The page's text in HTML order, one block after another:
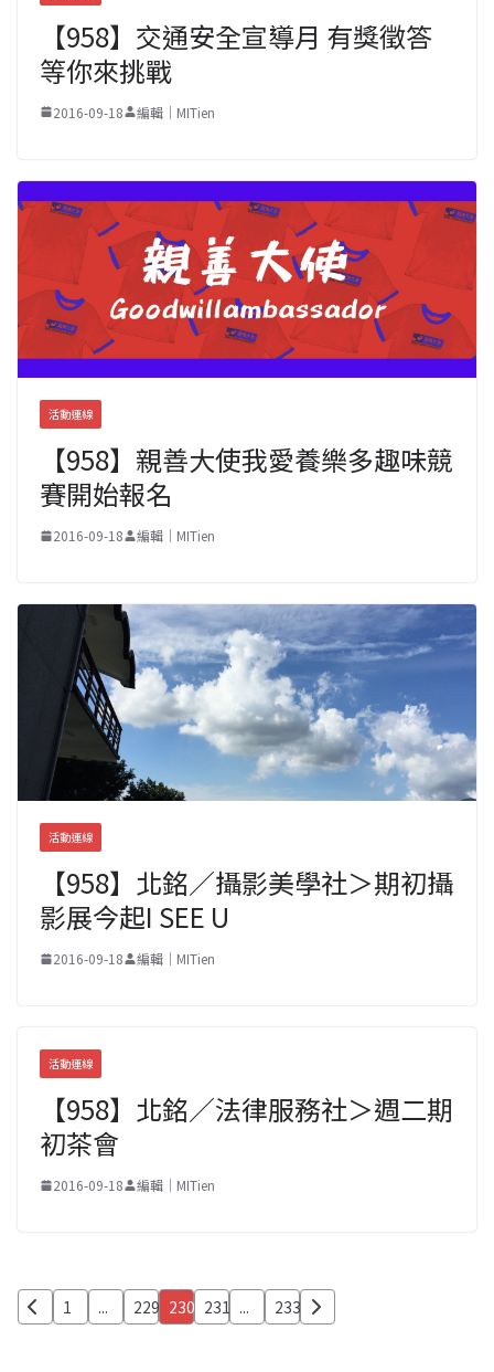
【958】交通安全宣導月 有獎徵答
等你來挑戰
2016-09-18 編輯｜MITien
活動連線
【958】親善大使我愛養樂多趣味競
賽開始報名
2016-09-18 編輯｜MITien
活動連線
【958】北銘／攝影美學社＞期初攝
影展今起I SEE U
2016-09-18 編輯｜MITien
活動連線
【958】北銘／法律服務社＞週二期
初茶會
2016-09-18 編輯｜MITien
文 1 ... 229 230 231 ... 233